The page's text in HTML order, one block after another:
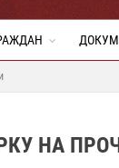
НА